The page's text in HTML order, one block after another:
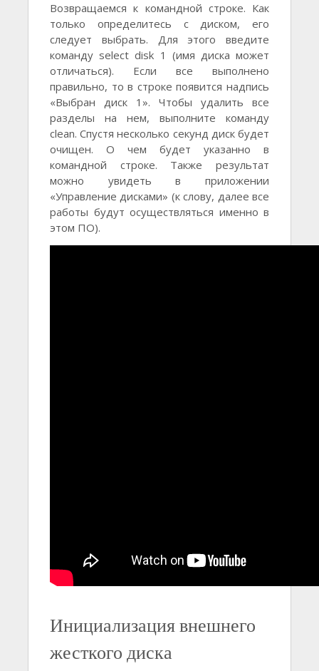
Возвращаемся к командной строке. Как
только определитесь с диском, его
следует выбрать. Для этого введите
команду select disk 1 (имя диска может
отличаться). Если все выполнено
правильно, то в строке появится надпись
«Выбран диск 1». Чтобы удалить все
разделы на нем, выполните команду
clean. Спустя несколько секунд диск будет
очищен. О чем будет указанно в
командной строке. Также результат
можно увидеть в приложении
«Управление дисками» (к слову, далее все
работы будут осуществляться именно в
этом ПО).
Инициализация внешнего
жесткого диска